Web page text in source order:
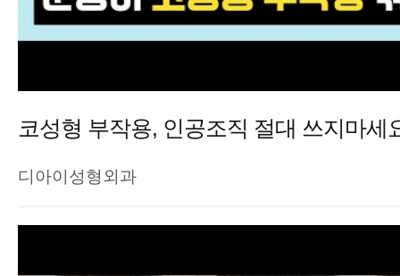
디아이성형외과